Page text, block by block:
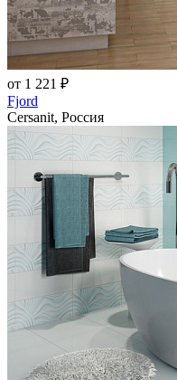
от 1 221 ₽
Fjord
Cersanit, Россия